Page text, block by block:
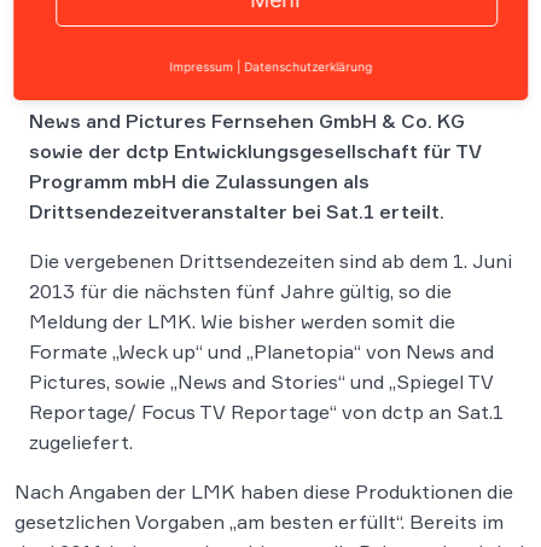
Die Landeszentrale für Medien und
News and Pictures Fernsehen GmbH & Co. KG
sowie der dctp Entwicklungsgesellschaft für TV
Programm mbH die Zulassungen als
Drittsendezeitveranstalter bei Sat.1 erteilt.
Die vergebenen Drittsendezeiten sind ab dem 1. Juni
2013 für die nächsten fünf Jahre gültig, so die
Meldung der LMK. Wie bisher werden somit die
Formate „Weck up“ und „Planetopia“ von News and
Pictures, sowie „News and Stories“ und „Spiegel TV
Reportage/ Focus TV Reportage“ von dctp an Sat.1
zugeliefert.
Nach Angaben der LMK haben diese Produktionen die
gesetzlichen Vorgaben „am besten erfüllt“. Bereits im
Impressum Datenschutzerklärung